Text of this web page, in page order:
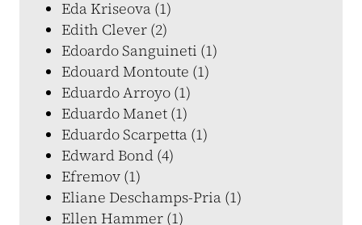
Eda Kriseova (1)
Edith Clever (2)
Edoardo Sanguineti (1)
Edouard Montoute (1)
Eduardo Arroyo (1)
Eduardo Manet (1)
Eduardo Scarpetta (1)
Edward Bond (4)
Efremov (1)
Eliane Deschamps-Pria (1)
Ellen Hammer (1)